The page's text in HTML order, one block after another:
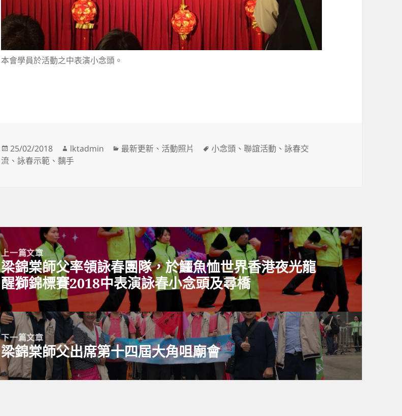
本會學員於活動之中表演小念頭。
發
佈
25/02/2018
作
者
lktadmin
分
最新更新 、 活動照片
標
小念頭 、聯誼活動 、詠春交
流 、詠春示範 、黐手
上一篇文章
上
一
篇
文
章:
梁錦棠師父率領詠春團隊，於鱷魚恤世界香港夜光龍
醒獅錦標賽2018中表演詠春小念頭及尋橋
下一篇文章
下
一
篇
梁錦棠師父出席第十四屆大角咀廟會